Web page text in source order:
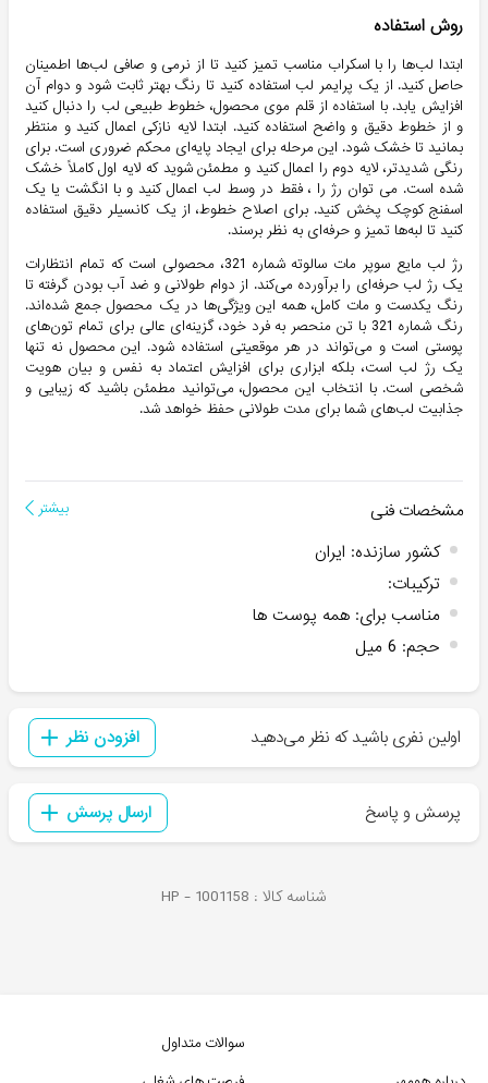
روش استفاده
ابتدا لب‌ها را با اسکراب مناسب تمیز کنید تا از نرمی و صافی لب‌ها اطمینان
حاصل کنید. از یک پرایمر لب استفاده کنید تا رنگ بهتر ثابت شود و دوام آن
افزایش یابد. با استفاده از قلم موی محصول، خطوط طبیعی لب را دنبال کنید
و از خطوط دقیق و واضح استفاده کنید. ابتدا لایه نازکی اعمال کنید و منتظر
بمانید تا خشک شود. این مرحله برای ایجاد پایه‌ای محکم ضروری است. برای
رنگی شدیدتر، لایه دوم را اعمال کنید و مطمئن شوید که لایه اول کاملاً خشک
شده است. می توان رژ را ، فقط در وسط لب اعمال کنید و با انگشت یا یک
اسفنج کوچک پخش کنید. برای اصلاح خطوط، از یک کانسیلر دقیق استفاده
کنید تا لبه‌ها تمیز و حرفه‌ای به نظر برسند.
رژ لب مایع سوپر مات سالوته شماره 321، محصولی است که تمام انتظارات
یک رژ لب حرفه‌ای را برآورده می‌کند. از دوام طولانی و ضد آب بودن گرفته تا
رنگ یکدست و مات کامل، همه این ویژگی‌ها در یک محصول جمع شده‌اند.
رنگ شماره 321 با تن منحصر به فرد خود، گزینه‌ای عالی برای تمام تون‌های
پوستی است و می‌تواند در هر موقعیتی استفاده شود. این محصول نه تنها
یک رژ لب است، بلکه ابزاری برای افزایش اعتماد به نفس و بیان هویت
شخصی است. با انتخاب این محصول، می‌توانید مطمئن باشید که زیبایی و
جذابیت لب‌های شما برای مدت طولانی حفظ خواهد شد.
مشخصات فنی بیشتر
کشور سازنده: ایران
ترکیبات:
مناسب برای: همه پوست ها
حجم: 6 میل
اولین نفری باشید که نظر می‌دهید افزودن نظر
پرسش و پاسخ ارسال پرسش
شناسه کالا : HP - 1001158
سوالات متداول